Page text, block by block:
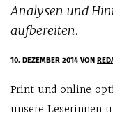
Analysen und
aufbereiten.
10. DEZEMBER 2014VON
Print und online
unsere Leserinnen